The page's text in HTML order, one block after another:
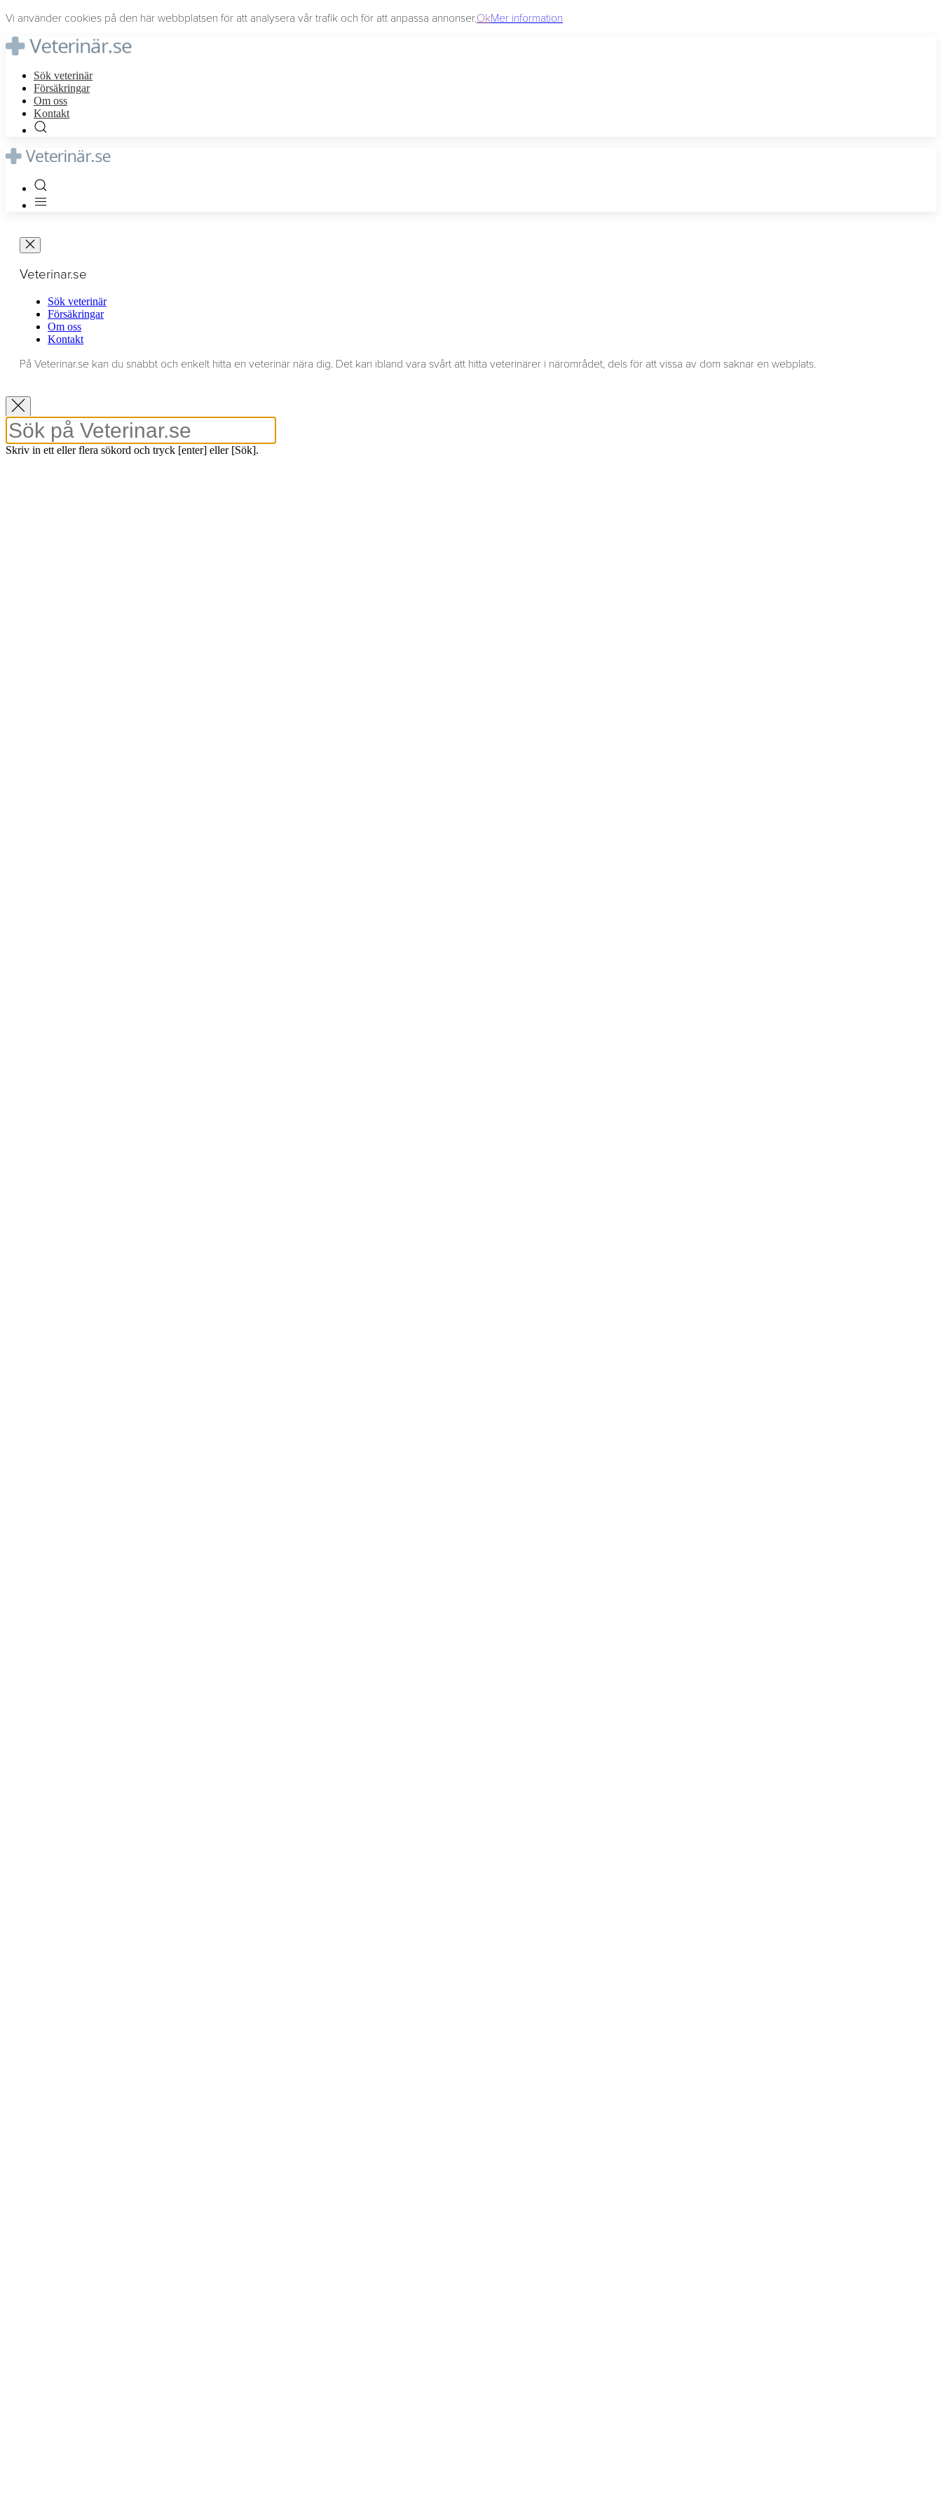
Vi använder cookies på den här webbplatsen för att analysera vår trafik och för att anpassa annonser.OkMer information
Sök veterinär
Försäkringar
Om oss
Kontakt
Veterinar.se
Sök veterinär
Försäkringar
Om oss
Kontakt
På Veterinar.se kan du snabbt och enkelt hitta en veterinär nära dig. Det kan ibland vara svårt att hitta veterinärer i närområdet, dels för att vissa av dom saknar en webplats.
Skriv in ett eller flera sökord och tryck [enter] eller [Sök].